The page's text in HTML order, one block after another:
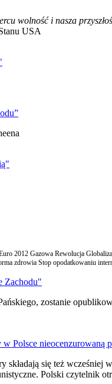
wolność i nasza
USA
2012 Gazowa Rewolucja
zdrowia Stop opodatkowaniu
Zachodu"
zostanie
Polsce nieocenzurowaną
się też
Polski czytelnik